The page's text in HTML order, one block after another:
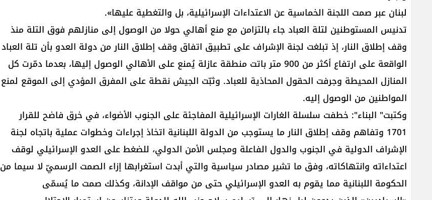
لبنان عبر صمت اللجنة الخماسية عن الاعتداءات الإسرائيلية، بل والتغطية عليها».
تدنيس المستوطنين لتلة العباد جاء بالتزامن مع منع أهالي حولا من الوصول إلى منازلهم فوق التلة منذ
وقف إطلاق النار، إذ تبلغت لجنة الإشراف على تطبيق اتفاق وقف إطلاق النار من دولة العدو بأن تلة العباد
الواقعة على ارتفاع أكثر من 900 متر باتت منطقة عازلة يُمنع على الأهالي الوصول إليها، بعدما دمّرت كل
المنازل المحيطة وجرفت الحقول المحاذية للعباد. وثبّت الجيش نقطة على المفرق المؤدي إلى الموقع لمنع
المواطنين من الوصول إليه.
وكتبت" البناء": خطفت سلسلة الغارات الإسرائيلية المفاجئة على الجنوب الأضواء، في خرق فاضح للقرار
1701 وتفاهم وقف إطلاق النار ما يستوجب من الدولة اللبنانية اتخاذ إجراءات وخطوات عملية باتجاه لجنة
الإشراف الدولية في الجنوب والدول الفاعلة ومجلس الأمن الدولي، للضغط على العدو الإسرائيلي لوقف
اعتداءاته وانتهاكاته، وفق ما تشير مصادر سياسية والتي أبدت استغرابها إزاء الصمت الرسميّ لا سيما من
الحكومة اللبنانية مما يقوم به العدو الإسرائيلي حتى من مواقف الإدانة، وكذلك صمت ما يُسمّى